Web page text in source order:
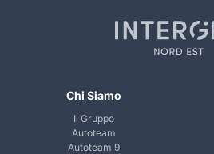
Chi Siamo
Il Gruppo
Autoteam
Autoteam 9